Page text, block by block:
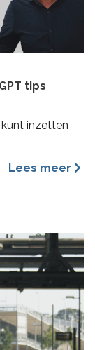
tips
inzetten
Lees meer